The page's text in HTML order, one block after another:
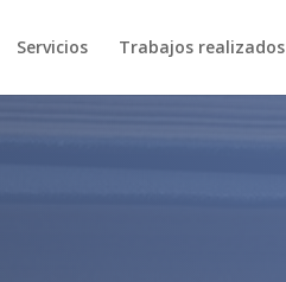
Servicios Trabajos realizados